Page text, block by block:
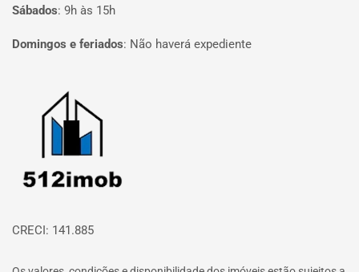
Sábados: 9h às 15h
Domingos e feriados: Não haverá expediente
Página inicial
CRECI: 141.885